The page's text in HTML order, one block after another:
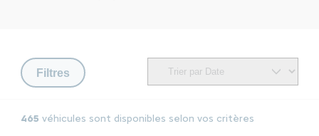
Filtres
465 véhicules sont disponibles selon vos critères